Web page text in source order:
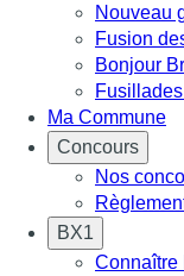
Nouveau
Fusion
Bonjour
Ma Commune
Concours
Nos
BX1
Connaître